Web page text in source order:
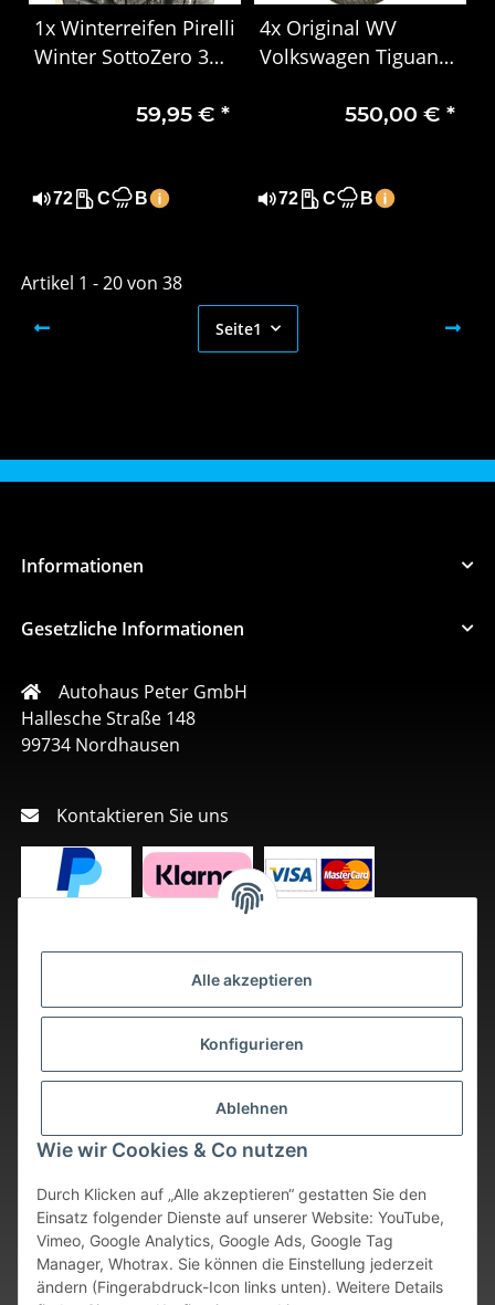
Alle akzeptieren
Konfigurieren
Ablehnen
Wie wir Cookies & Co nutzen
Durch Klicken auf „Alle akzeptieren“ gestatten Sie den
Einsatz folgender Dienste auf unserer Website: YouTube,
Vimeo, Google Analytics, Google Ads, Google Tag
Manager, Whotrax. Sie können die Einstellung jederzeit
ändern (Fingerabdruck-Icon links unten). Weitere Details
1x Winterreifen Pirelli
Winter SottoZero 3
59,95 € *
72 C B
4x Original WV
Volkswagen Tiguan
KBA49906 6,5J ET38
550,00 €*
72 C B
Artikel 1 - 20 von 38
Seite1
Informationen
Gesetzliche Informationen
Autohaus Peter GmbH
Hallesche Straße 148
99734 Nordhausen
Kontaktieren Sie uns
Vertrag widerrufen